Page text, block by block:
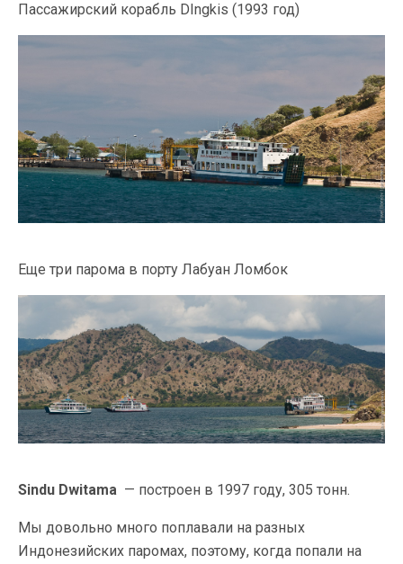
Пассажирский корабль DIngkis (1993 год)
Еще три парома в порту Лабуан Ломбок
Sindu Dwitama — построен в 1997 году, 305 тонн.
Мы довольно много поплавали на разных
Индонезийских паромах, поэтому, когда попали на